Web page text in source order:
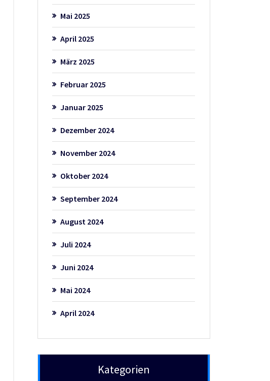
Mai 2025
April 2025
März 2025
Februar 2025
Januar 2025
Dezember 2024
November 2024
Oktober 2024
September 2024
August 2024
Juli 2024
Juni 2024
Mai 2024
April 2024
Kategorien